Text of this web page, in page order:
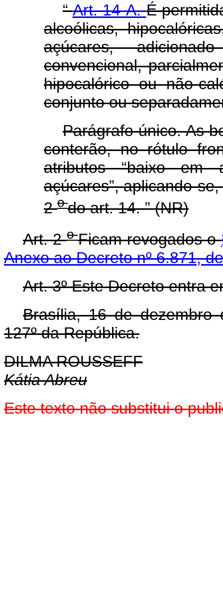
“Art. 14-A.É
alcoólicas,
açúcares,
convencional,
hipocalórico ou não-
conjunto ou
Parágrafo único. As
conterão, no rótulo
atributos “baixo em
açúcares”, aplicando-
2odo art. 14.” (NR)
Art. 2oFicam revogados o
Anexo ao Decreto nº 6.871,
Art. 3º Este Decreto entra
Brasília, 16 de dezembro
127º da República.
DILMA ROUSSEFF
Kátia Abreu
Este texto não substitui o